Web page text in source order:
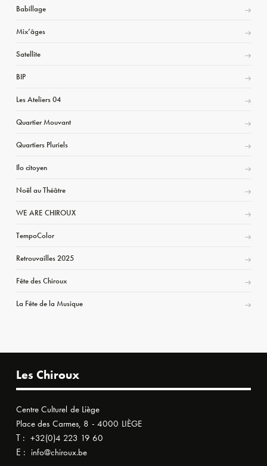
Babillage
Mix’âges
Satellite
BIP
Les Ateliers 04
Quartier Mouvant
Quartiers Pluriels
Ilo citoyen
Noël au Théâtre
WE ARE CHIROUX
TempoColor
Retrouvailles 2025
Fête des Chiroux
La Fête de la Musique
Les Chiroux
Centre Culturel de Liège
Place des Carmes, 8 - 4000 LIÈGE
T : +32(0)4 223 19 60
E : info@chiroux.be